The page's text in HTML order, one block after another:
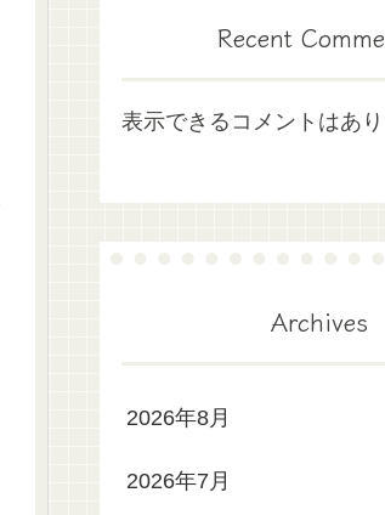
Recent
表示できるコメントはあり
Archives
2026年8月
2026年7月